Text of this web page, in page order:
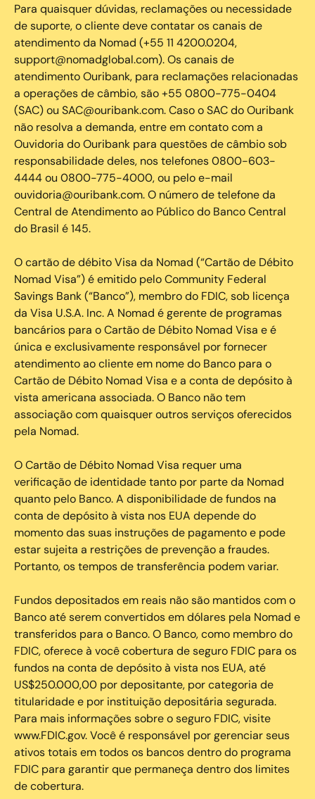
Para quaisquer dúvidas, reclamações ou necessidade
de suporte, o cliente deve contatar os canais de
atendimento da Nomad (+55 11 4200.0204,
support@nomadglobal.com). Os canais de
atendimento Ouribank, para reclamações relacionadas
a operações de câmbio, são +55 0800-775-0404
(SAC) ou SAC@ouribank.com. Caso o SAC do Ouribank
não resolva a demanda, entre em contato com a
Ouvidoria do Ouribank para questões de câmbio sob
responsabilidade deles, nos telefones 0800-603-
4444 ou 0800-775-4000, ou pelo e-mail
ouvidoria@ouribank.com. O número de telefone da
Central de Atendimento ao Público do Banco Central
do Brasil é 145.
O cartão de débito Visa da Nomad (“Cartão de Débito
Nomad Visa”) é emitido pelo Community Federal
Savings Bank (“Banco”), membro do FDIC, sob licença
da Visa U.S.A. Inc. A Nomad é gerente de programas
bancários para o Cartão de Débito Nomad Visa e é
única e exclusivamente responsável por fornecer
atendimento ao cliente em nome do Banco para o
Cartão de Débito Nomad Visa e a conta de depósito à
vista americana associada. O Banco não tem
associação com quaisquer outros serviços oferecidos
pela Nomad.
O Cartão de Débito Nomad Visa requer uma
verificação de identidade tanto por parte da Nomad
quanto pelo Banco. A disponibilidade de fundos na
conta de depósito à vista nos EUA depende do
momento das suas instruções de pagamento e pode
estar sujeita a restrições de prevenção a fraudes.
Portanto, os tempos de transferência podem variar.
Fundos depositados em reais não são mantidos com o
Banco até serem convertidos em dólares pela Nomad e
transferidos para o Banco. O Banco, como membro do
FDIC, oferece à você cobertura de seguro FDIC para os
fundos na conta de depósito à vista nos EUA, até
US$250.000,00 por depositante, por categoria de
titularidade e por instituição depositária segurada.
Para mais informações sobre o seguro FDIC, visite
www.FDIC.gov. Você é responsável por gerenciar seus
ativos totais em todos os bancos dentro do programa
FDIC para garantir que permaneça dentro dos limites
de cobertura.